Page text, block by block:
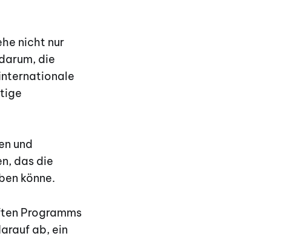
nicht nur
die
und
das die
könne.
Programms
ab, ein